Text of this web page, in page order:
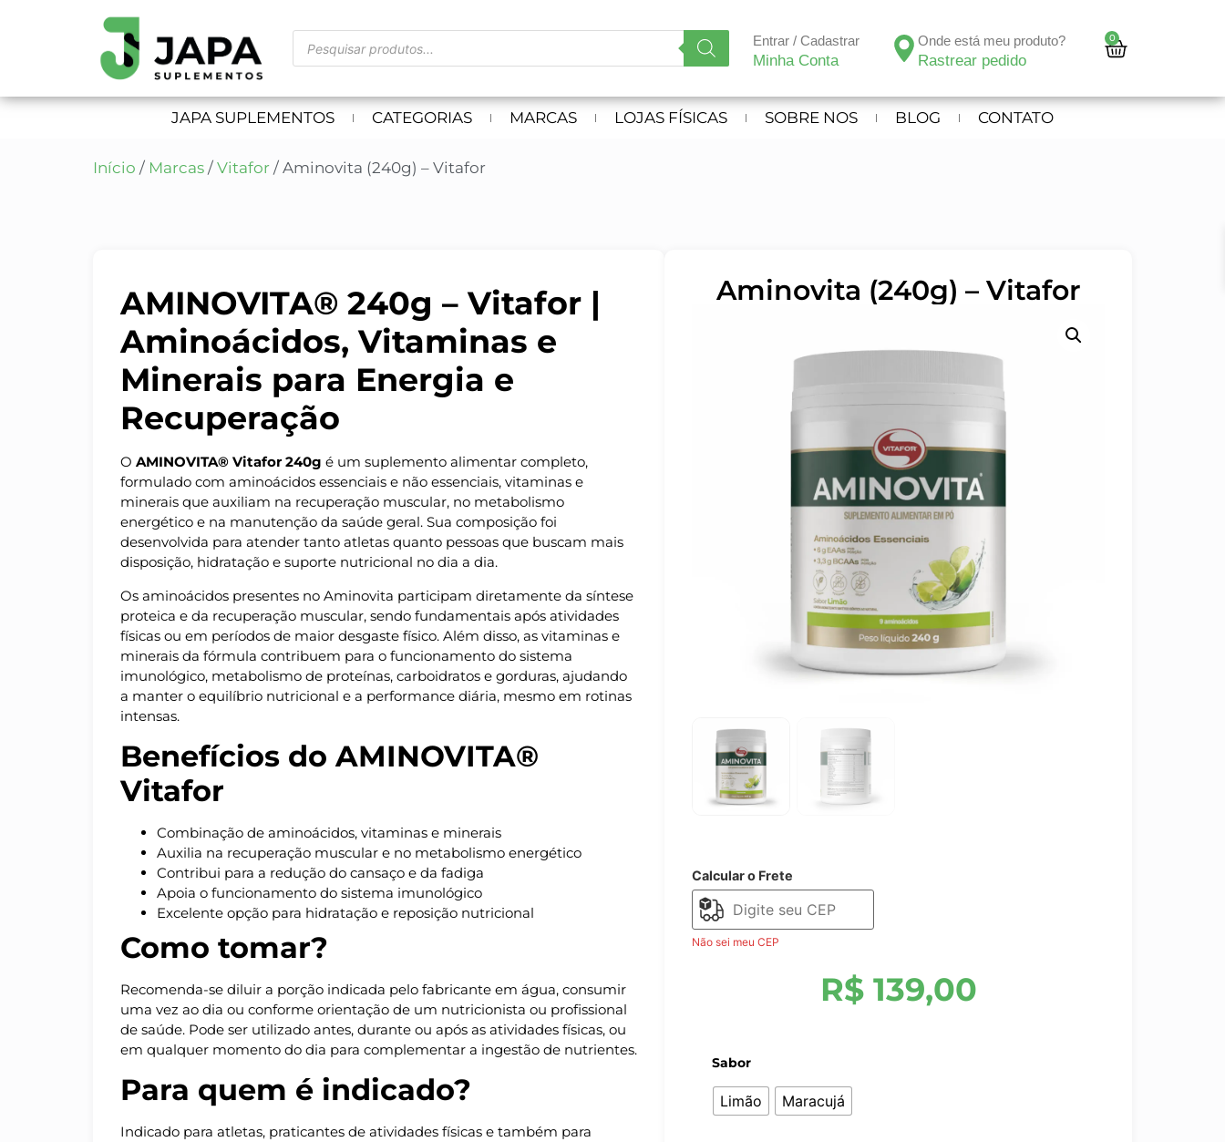
Entrar / Cadastrar
Minha Conta
Onde está meu produto?
Rastrear pedido
0
JAPA SUPLEMENTOS CATEGORIAS MARCAS LOJAS FÍSICAS SOBRE NOS BLOG CONTATO
Início / Marcas / Vitafor / Aminovita (240g) – Vitafor
AMINOVITA® 240g – Vitafor |
Aminoácidos, Vitaminas e
Minerais para Energia e
Recuperação
O AMINOVITA® Vitafor 240g é um suplemento alimentar completo,
formulado com aminoácidos essenciais e não essenciais, vitaminas e
minerais que auxiliam na recuperação muscular, no metabolismo
energético e na manutenção da saúde geral. Sua composição foi
desenvolvida para atender tanto atletas quanto pessoas que buscam mais
disposição, hidratação e suporte nutricional no dia a dia.
Os aminoácidos presentes no Aminovita participam diretamente da síntese
proteica e da recuperação muscular, sendo fundamentais após atividades
físicas ou em períodos de maior desgaste físico. Além disso, as vitaminas e
minerais da fórmula contribuem para o funcionamento do sistema
imunológico, metabolismo de proteínas, carboidratos e gorduras, ajudando
a manter o equilíbrio nutricional e a performance diária, mesmo em rotinas
intensas.
Benefícios do AMINOVITA®
Vitafor
Combinação de aminoácidos, vitaminas e minerais
Auxilia na recuperação muscular e no metabolismo energético
Contribui para a redução do cansaço e da fadiga
Apoia o funcionamento do sistema imunológico
Excelente opção para hidratação e reposição nutricional
Como tomar?
Recomenda-se diluir a porção indicada pelo fabricante em água, consumir
uma vez ao dia ou conforme orientação de um nutricionista ou profissional
de saúde. Pode ser utilizado antes, durante ou após as atividades físicas, ou
em qualquer momento do dia para complementar a ingestão de nutrientes.
Para quem é indicado?
Indicado para atletas, praticantes de atividades físicas e também para
Aminovita (240g) – Vitafor
Calcular o Frete
Não sei meu CEP
R$139,00
Sabor
Limão Maracujá